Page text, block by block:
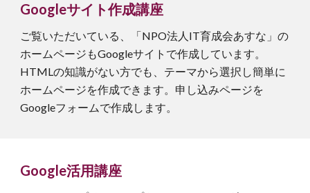
Googleサイト作成講座
ご覧いただいている、「NPO法人IT育成会あすな」の
ホームページもGoogleサイトで作成しています。
HTMLの知識がない方でも、テーマから選択し簡単に
ホームページを作成できます。申し込みページを
Googleフォームで作成します。
Google活用講座